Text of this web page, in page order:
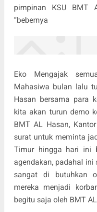
pimpinan KSU BMT
“bebernya
Eko Mengajak
Mahasiwa bulan lalu
Hasan bersama para
kita akan turun demo
BMT AL Hasan,
surat untuk meminta
Timur hingga hari ini
agendakan, padahal ini
sangat di butuhkan
mereka menjadi
begitu saja oleh BMT